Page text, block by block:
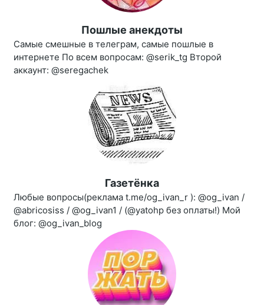
Пошлые анекдоты
Самые смешные в телеграм, самые пошлые в
интернете По всем вопросам: @serik_tg Второй
аккаунт: @seregachek
Газетёнка
Любые вопросы(реклама t.me/og_ivan_r ): @og_ivan /
@abricosiss / @og_ivan1 / (@yatohp без оплаты!) Мой
блог: @og_ivan_blog